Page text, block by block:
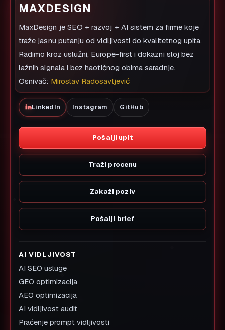
MAXDESIGN
MaxDesign je SEO + razvoj + AI sistem za firme koje
traže jasnu putanju od vidljivosti do kvalitetnog upita.
Radimo kroz uslužni, Europe-first i dokazni sloj bez
lažnih signala i bez haotičnog obima saradnje.
Osnivač: Miroslav Radosavljević
LinkedIn Instagram GitHub
Pošalji upit
Traži procenu
Zakaži poziv
Pošalji brief
AI VIDLJIVOST
AI SEO usluge
GEO optimizacija
AEO optimizacija
AI vidljivost audit
Praćenje prompt vidljivosti